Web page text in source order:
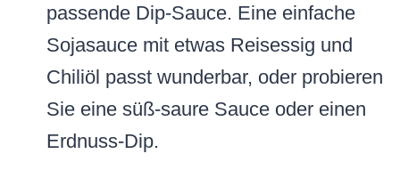
passende Dip-Sauce. Eine einfache
Sojasauce mit etwas Reisessig und
Chiliöl passt wunderbar, oder probieren
Sie eine süß-saure Sauce oder einen
Erdnuss-Dip.